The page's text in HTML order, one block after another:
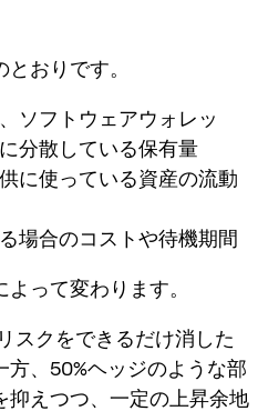
おりです。
ソフトウェアウォレッ
分散している保有量
に使っている資産の流動
場合のコストや待機期間
って変わります。
スクをできるだけ消した
、50%ヘッジのような部
抑えつつ、一定の上昇余地